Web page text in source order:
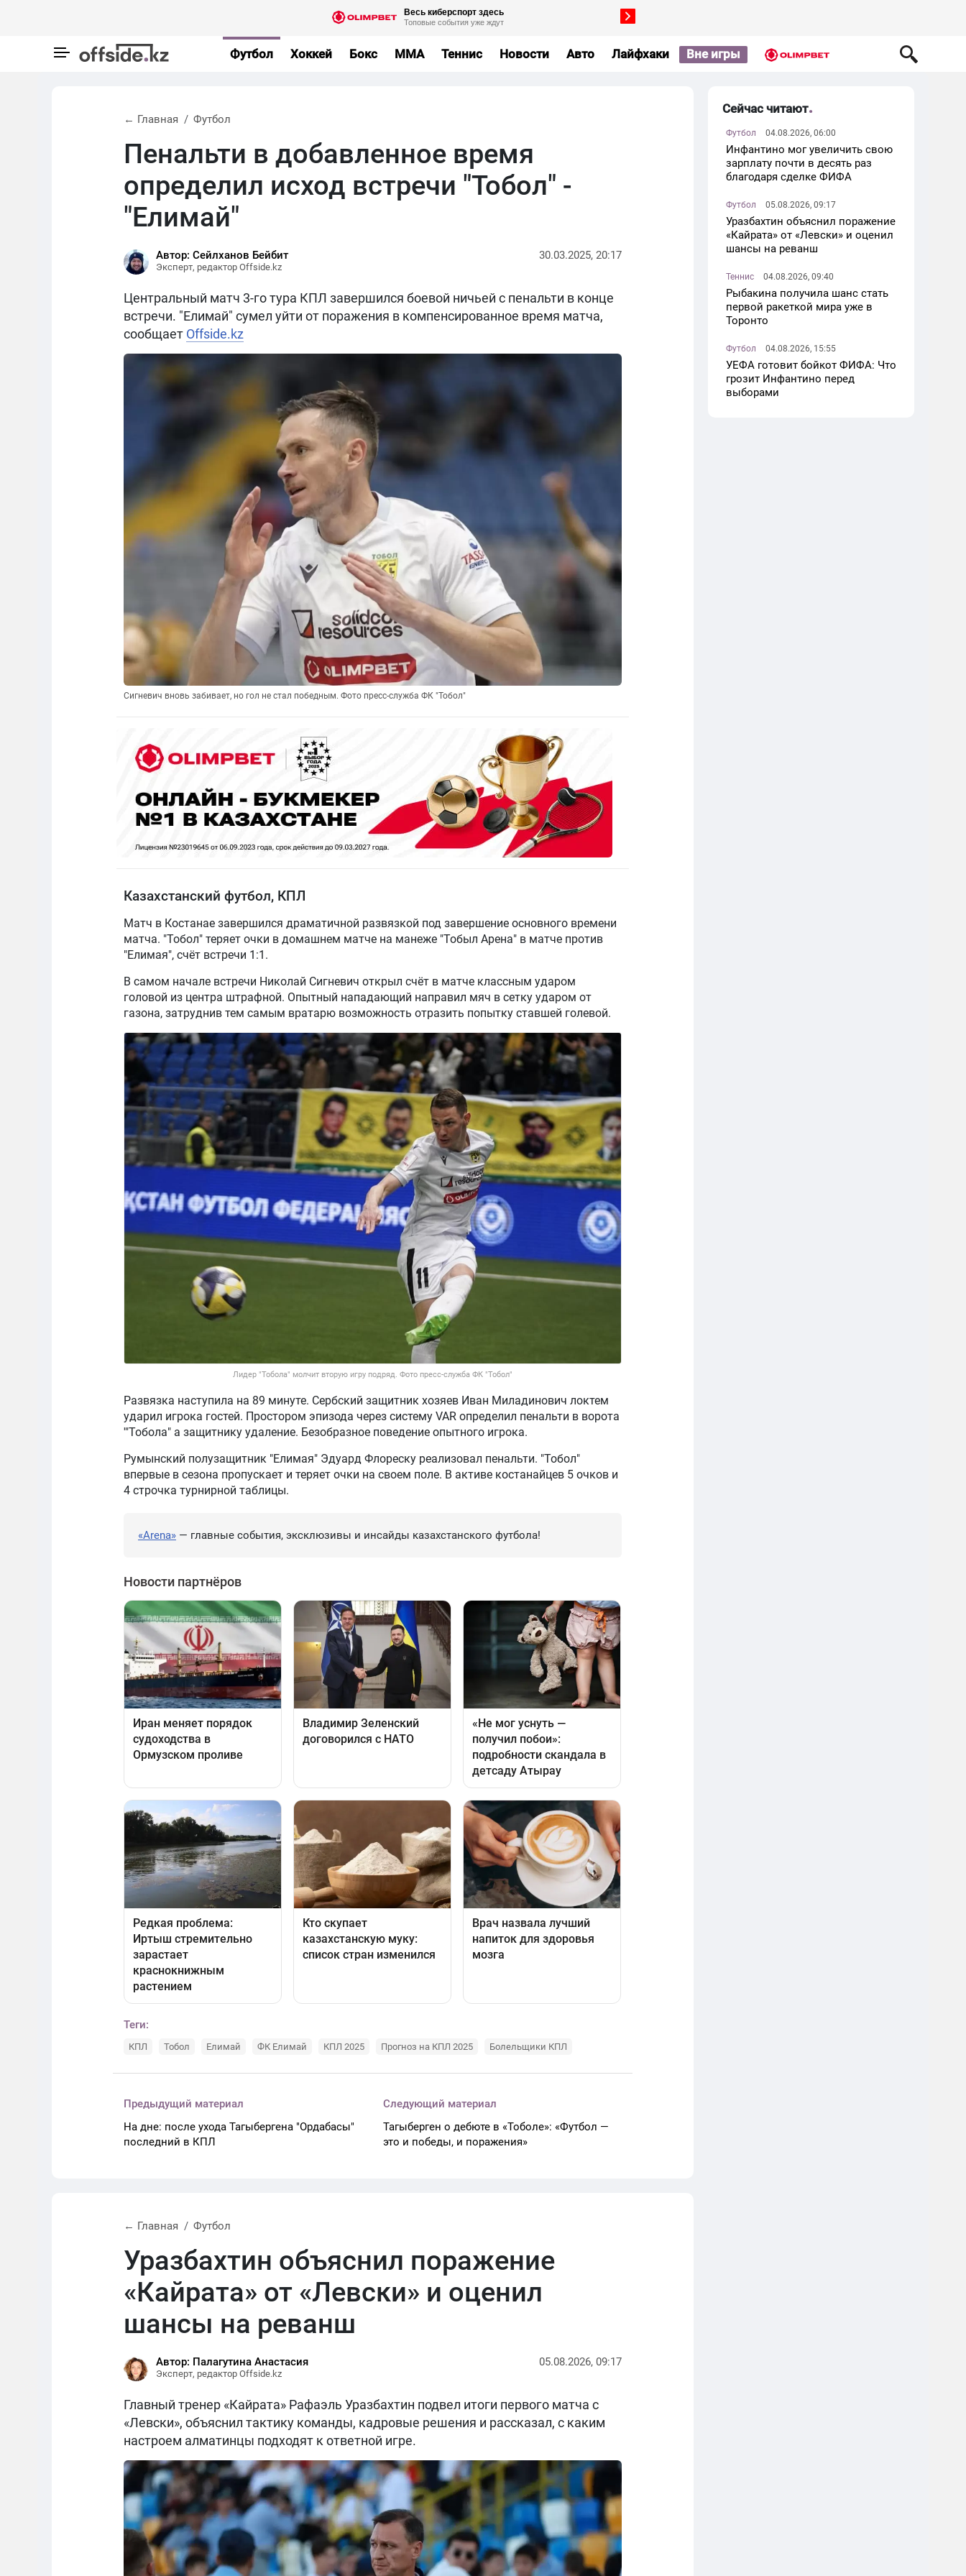
Футбол Хоккей Бокс MMA Теннис Новости Авто Лайфхаки Вне игры
← Главная Футбол
Пенальти в добавленное время
определил исход встречи "Тобол" -
"Елимай"
Автор: Сейлханов Бейбит
Эксперт, редактор Offside.kz
30.03.2025, 20:17
Центральный матч 3-го тура КПЛ завершился боевой ничьей с пенальти в конце
встречи. "Елимай" сумел уйти от поражения в компенсированное время матча,
сообщает Offside.kz
Сигневич вновь забивает, но гол не стал победным. Фото пресс-служба ФК "Тобол"
Казахстанский футбол, КПЛ
Матч в Костанае завершился драматичной развязкой под завершение основного времени
матча. "Тобол" теряет очки в домашнем матче на манеже "Тобыл Арена" в матче против
"Елимая", счёт встречи 1:1.
В самом начале встречи Николай Сигневич открыл счёт в матче классным ударом
головой из центра штрафной. Опытный нападающий направил мяч в сетку ударом от
газона, затруднив тем самым вратарю возможность отразить попытку ставшей голевой.
Лидер "Тобола" молчит вторую игру подряд. Фото пресс-служба ФК "Тобол"
Развязка наступила на 89 минуте. Сербский защитник хозяев Иван Миладинович локтем
ударил игрока гостей. Простором эпизода через систему VAR определил пенальти в ворота
'"Тобола" а защитнику удаление. Безобразное поведение опытного игрока.
Румынский полузащитник "Елимая" Эдуард Флореску реализовал пенальти. "Тобол"
впервые в сезона пропускает и теряет очки на своем поле. В активе костанайцев 5 очков и
4 строчка турнирной таблицы.
«Arena» — главные события, эксклюзивы и инсайды казахстанского футбола!
Теги:
КПЛ Тобол Елимай ФК Елимай КПЛ 2025 Прогноз на КПЛ 2025 Болельщики КПЛ
Предыдущий материал
На дне: после ухода Тагыбергена "Ордабасы"
последний в КПЛ
Следующий материал
Тагыберген о дебюте в «Тоболе»: «Футбол —
это и победы, и поражения»
← Главная Футбол
Уразбахтин объяснил поражение
«Кайрата» от «Левски» и оценил
шансы на реванш
Автор: Палагутина Анастасия
Эксперт, редактор Offside.kz
05.08.2026, 09:17
Главный тренер «Кайрата» Рафаэль Уразбахтин подвел итоги первого матча с
«Левски», объяснил тактику команды, кадровые решения и рассказал, с каким
настроем алматинцы подходят к ответной игре.
Сейчас читают
Футбол 04.08.2026, 06:00
Инфантино мог увеличить свою
зарплату почти в десять раз
благодаря сделке ФИФА
Футбол 05.08.2026, 09:17
Уразбахтин объяснил поражение
«Кайрата» от «Левски» и оценил
шансы на реванш
Теннис 04.08.2026, 09:40
Рыбакина получила шанс стать
первой ракеткой мира уже в
Торонто
Футбол 04.08.2026, 15:55
УЕФА готовит бойкот ФИФА: Что
грозит Инфантино перед
выборами